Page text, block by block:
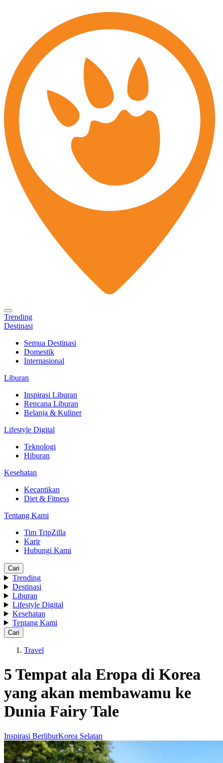
Trending
Destinasi
Semua Destinasi
Domestik
Internasional
Liburan
Inspirasi Liburan
Rencana Liburan
Belanja & Kuliner
Lifestyle Digital
Teknologi
Hiburan
Kesehatan
Kecantikan
Diet & Fitness
Tentang Kami
Tim TripZilla
Karir
Hubungi Kami
Cari
Trending
Destinasi
Liburan
Lifestyle Digital
Kesehatan
Tentang Kami
Cari
Travel
5 Tempat ala Eropa di Korea
yang akan membawamu ke
Dunia Fairy Tale
Inspirasi BerliburKorea Selatan